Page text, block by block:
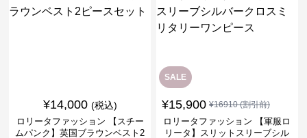
¥14,000 (税込)
ロリータファッション 【スチー
ムパンク】英国ブラウンベスト2
SALE
¥15,900 ¥16910(割引前)
ロリータファッション 【軍服ロ
リータ】スリットスリーブシル